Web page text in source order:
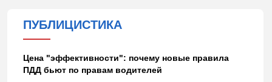
ПУБЛИЦИСТИКА
Цена "эффективности": почему новые правила
ПДД бьют по правам водителей